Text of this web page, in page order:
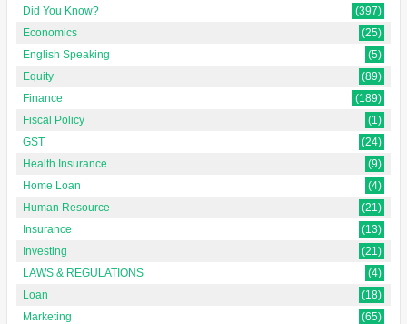
Did You Know?
(397)
Economics
(25)
English Speaking
(5)
Equity
(89)
Finance
(189)
Fiscal Policy
(1)
GST
(24)
Health Insurance
(9)
Home Loan
(4)
Human Resource
(21)
Insurance
(13)
Investing
(21)
LAWS & REGULATIONS
(4)
Loan
(18)
Marketing
(65)